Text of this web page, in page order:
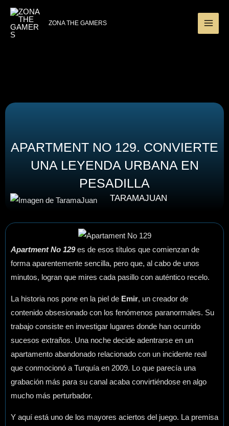
contenido
ZONA THE GAMERS
APARTMENT NO 129. CONVIERTE
UNA LEYENDA URBANA EN
PESADILLA
TARAMAJUAN
Apartment No 129es de esos títulos que comienzan de
forma aparentemente sencilla, pero que, al cabo de unos
minutos, logran que mires cada pasillo con auténtico recelo.
La historia nos pone en la piel de Emir, un creador de
contenido obsesionado con los fenómenos paranormales. Su
trabajo consiste en investigar lugares donde han ocurrido
sucesos extraños. Una noche decide adentrarse en un
apartamento abandonado relacionado con un incidente real
que conmocionó a Turquía en 2009. Lo que parecía una
grabación más para su canal acaba convirtiéndose en algo
mucho más perturbador.
Y aquí está uno de los mayores aciertos del juego. La premisa